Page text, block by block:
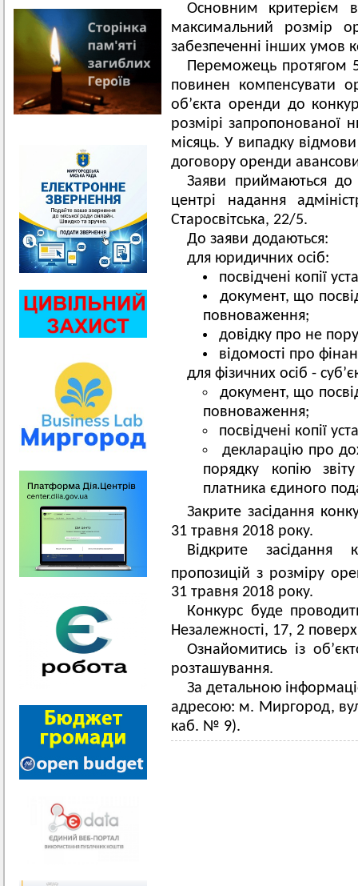
Основним критерієм
максимальний розмір
забезпеченні інших умов
Переможець протягом
повинен компенсувати
об’єкта оренди до
розмірі
місяць. У випадку
договору оренди
Заяви приймаються
центрі надання
Старосвітська, 22/5.
До заяви додаються:
для юридичних осіб:
посвідчені копії
документ, що
повноваження;
довідку про не
відомості про
для фізичних осіб -
документ, що
повноваження;
посвідчені копії
декларацію про
порядку копію
платника єдиного
Закрите засідання
31 травня 2018 року.
Відкрите засідання
пропозицій з розміру
31 травня 2018 року.
Конкурс буде
Незалежності, 17, 2
Ознайомитись із
розташування.
За детальною
адресою: м. Миргород,
каб. № 9).